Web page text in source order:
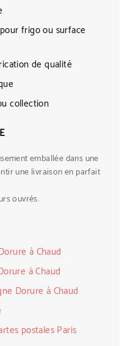
frigo ou surface
de qualité
collection
emballée dans une
une livraison en parfait
ouvrés.
à Chaud
à Chaud
Dorure à Chaud
postales Paris